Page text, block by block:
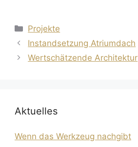
Kategorien
Projekte
Instandsetzung Atriumdach
Wertschätzende Architektur
Aktuelles
Wenn das Werkzeug nachgibt